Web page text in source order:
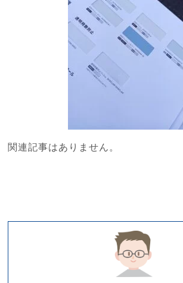
関連記事はありません。